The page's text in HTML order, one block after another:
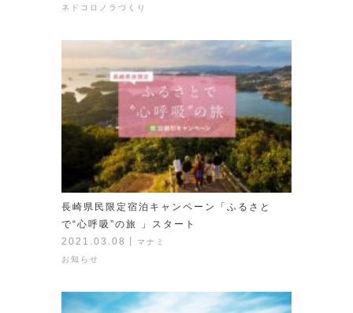
ネドコロノラづくり
長崎県民限定宿泊キャンペーン「ふるさと
で“心呼吸”の旅 」スタート
2021.03.08
マナミ
お知らせ